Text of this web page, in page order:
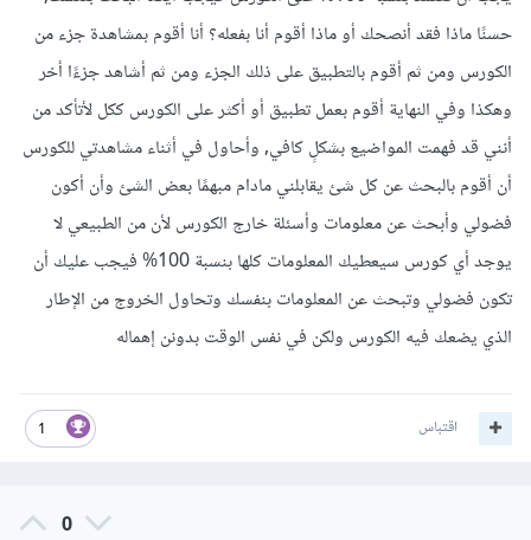
حسنًا ماذا فقد أنصحك أو ماذا أقوم أنا بفعله؟ أنا أقوم بمشاهدة جزء من
الكورس ومن ثم أقوم بالتطبيق على ذلك الجزء ومن ثم أشاهد جزءًا أخر
وهكذا وفي النهاية أقوم بعمل تطبيق أو أكثر على الكورس ككل لأتأكد من
أنني قد فهمت المواضيع بشكلٍ كافي, وأحاول في أثناء مشاهدتي للكورس
أن أقوم بالبحث عن كل شئ يقابلني مادام مبهمًا بعض الشئ وأن أكون
فضولي وأبحث عن معلومات وأسئلة خارج الكورس لأن من الطبيعي لا
يوجد أي كورس سيعطيك المعلومات كلها بنسبة 100% فيجب عليك أن
تكون فضولي وتبحث عن المعلومات بنفسك وتحاول الخروج من الإطار
الذي يضعك فيه الكورس ولكن في نفس الوقت بدونن إهماله
1 اقتباس
0